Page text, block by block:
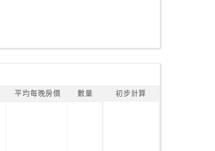
平均每晚房價 數量 初步計算